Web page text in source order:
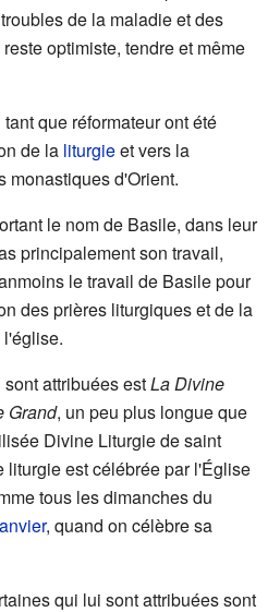
de la maladie et des
optimiste, tendre et même
que réformateur ont été
de la liturgieet vers la
monastiques d'Orient.
le nom de Basile, dans leur
principalement son travail,
le travail de Basile pour
des prières liturgiques et de la
attribuées estLa Divine
Grand, un peu plus longue que
Divine Liturgie de saint
liturgie est célébrée par l'Église
tous les dimanches du
, quand on célèbre sa
qui lui sont attribuées sont